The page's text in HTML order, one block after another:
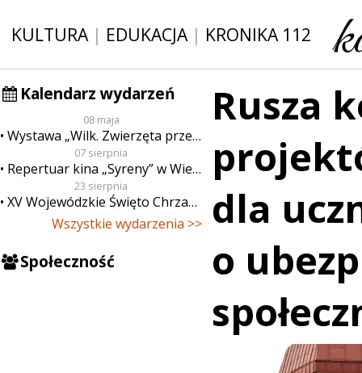
KULTURA| EDUKACJA| KRONIKA 112
Kalendarz wydarzeń
08 maja
Wystawa „Wilk. Zwierzęta przeklęte”
07 sierpnia
Repertuar kina „Syreny” w Wieluniu w dn. od 7 do 13 sierpnia
23 sierpnia
XV Wojewódzkie Święto Chrzanu
Wszystkie wydarzenia >>
Społeczność
Rusza
dla
o